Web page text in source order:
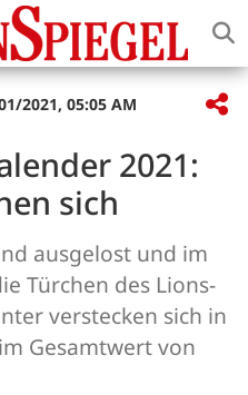
2021, 05:05 AM
2021:
sich
ausgelost und im
Türchen des Lions-
verstecken sich in
Gesamtwert von